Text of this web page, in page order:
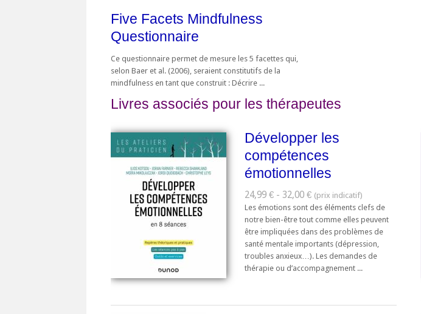
Five Facets Mindfulness
Questionnaire
Ce questionnaire permet de mesure les 5 facettes qui,
selon Baer et al. (2006), seraient constitutifs de la
mindfulness en tant que construit : Décrire ...
Livres associés pour les thérapeutes
Développer les
compétences
émotionnelles
24,99 € - 32,00 €
Les émotions sont des éléments clefs de
notre bien-être tout comme elles peuvent
être impliquées dans des problèmes de
santé mentale importants (dépression,
troubles anxieux…). Les demandes de
thérapie ou d’accompagnement ...